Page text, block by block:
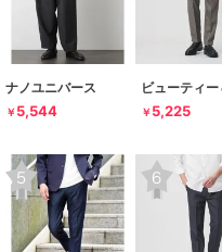
ナノユニバース
￥ 5,544 ￥ 5,225